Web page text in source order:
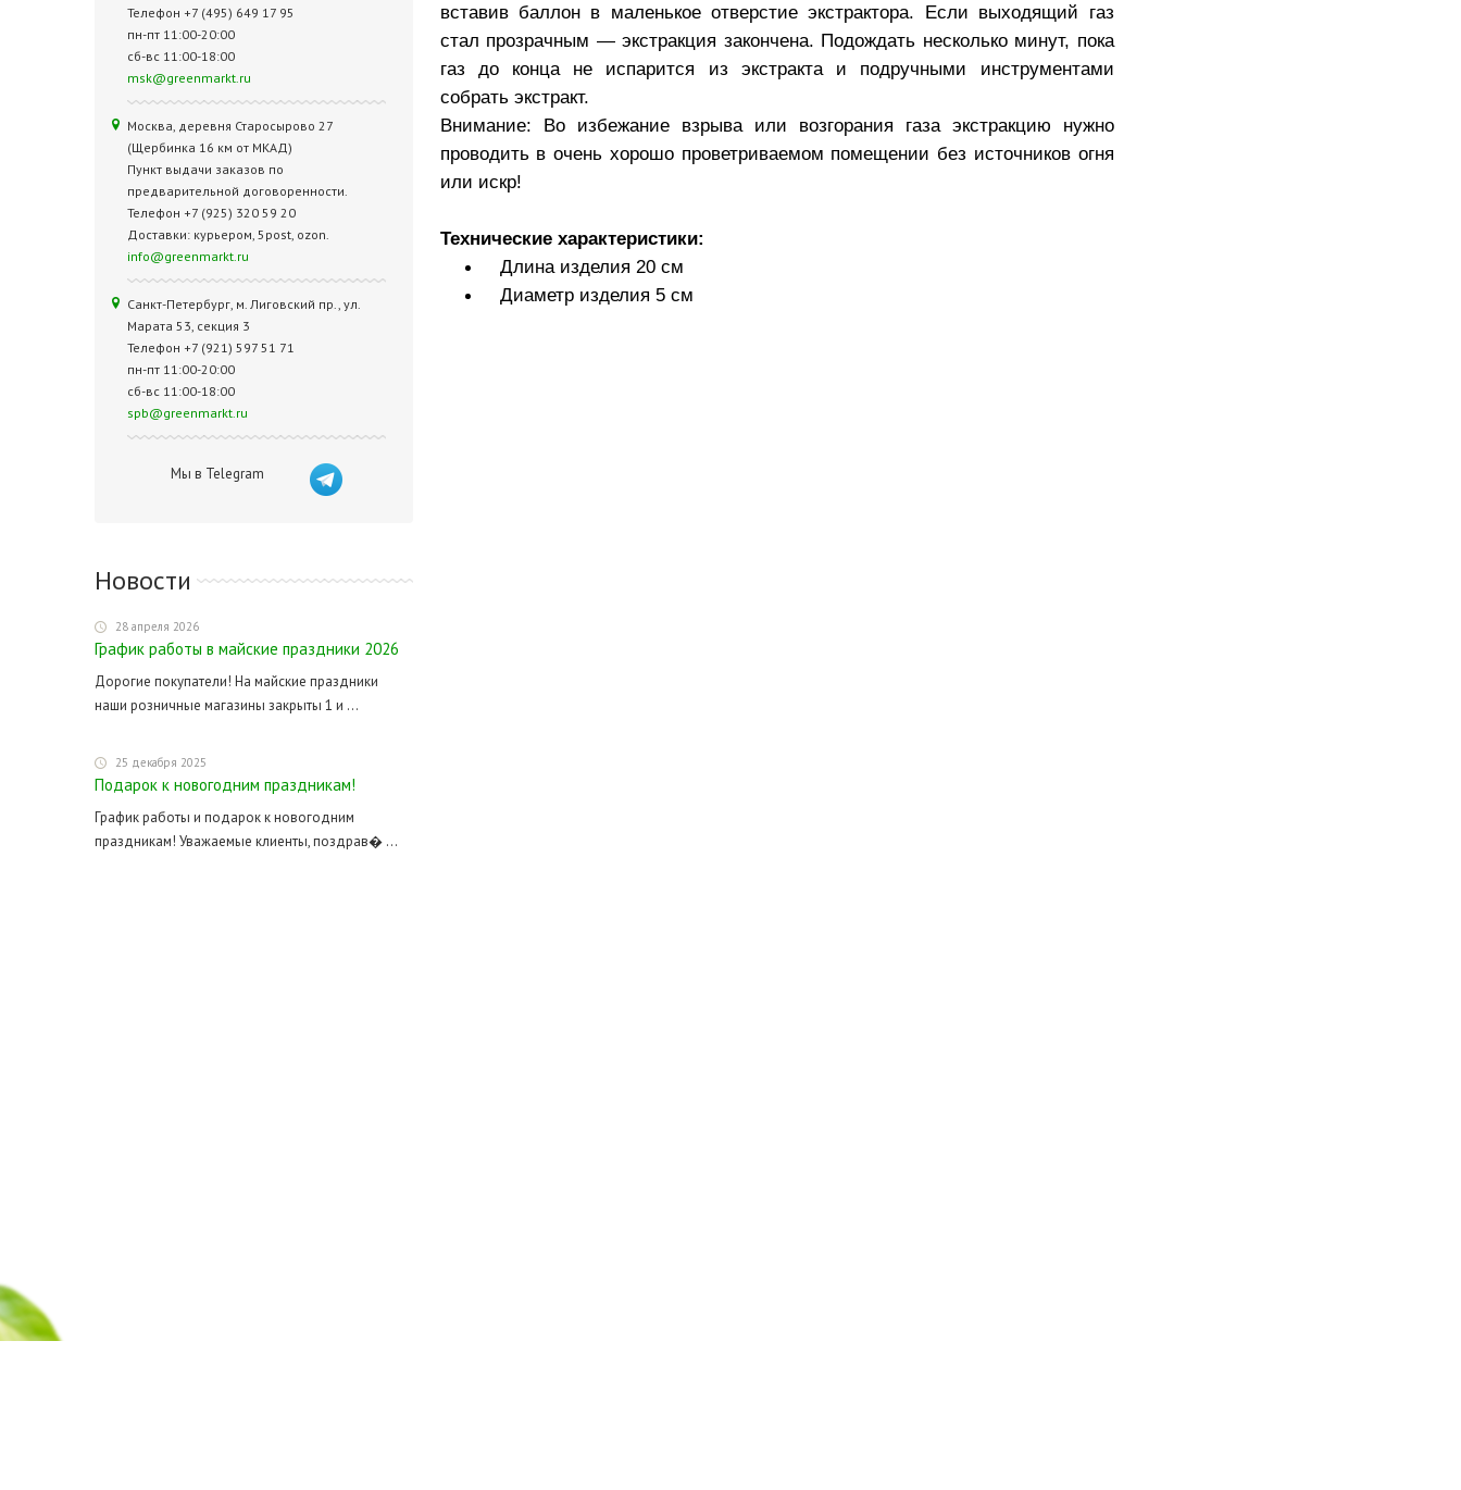
Телефон +7 (495) 649 17 95
пн-пт 11:00-20:00
сб-вс 11:00-18:00
msk@greenmarkt.ru
Москва, деревня Старосырово 27
(Щербинка 16 км от МКАД)
Пункт выдачи заказов по
предварительной договоренности.
Телефон +7 (925) 320 59 20
Доставки: курьером, 5post, ozon.
info@greenmarkt.ru
Санкт-Петербург, м. Лиговский пр., ул.
Марата 53, секция 3
Телефон +7 (921) 597 51 71
пн-пт 11:00-20:00
сб-вс 11:00-18:00
spb@greenmarkt.ru
Мы в Telegram
Новости
28 апреля 2026
График работы в майские праздники 2026
Дорогие покупатели! На майские праздники
наши розничные магазины закрыты 1 и ...
25 декабря 2025
Подарок к новогодним праздникам!
График работы и подарок к новогодним
праздникам! Уважаемые клиенты, поздрав� ...
вставив баллон в маленькое отверстие экстрактора. Если выходящий газ
стал прозрачным — экстракция закончена. Подождать несколько минут, пока
газ до конца не испарится из экстракта и подручными инструментами
собрать экстракт.
Внимание: Во избежание взрыва или возгорания газа экстракцию нужно
проводить в очень хорошо проветриваемом помещении без источников огня
или искр!
Технические характеристики:
Длина изделия 20 см
Диаметр изделия 5 см